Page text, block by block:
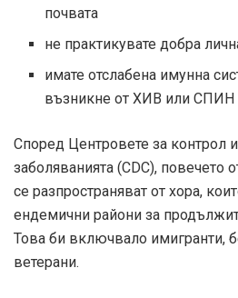
почвата
не практикувате добра
имате отслабена имунна
възникне от ХИВ или СПИН
Според Центровете за контрол
заболяванията (CDC),
се разпространяват от хора,
ендемични райони за
Това би включвало имигранти,
ветерани.